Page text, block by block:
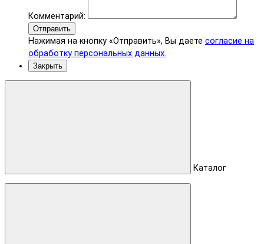
Комментарий:
Отправить
Нажимая на кнопку «Отправить», Вы даете согласие на
обработку персональных данных.
Закрыть
Каталог